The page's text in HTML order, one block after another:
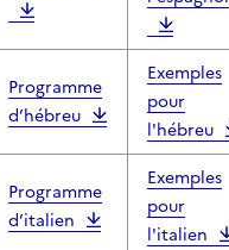
Programme
d’hébreu
Exemples
pour
l'hébreu
Programme
d’italien
Exemples
pour
l'italien